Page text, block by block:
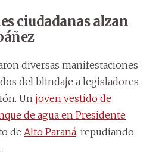
ciudadanas alzan
diversas manifestaciones
del blindaje a legisladores
Un joven vestido de
de agua en Presidente
de Alto Paraná, repudiando